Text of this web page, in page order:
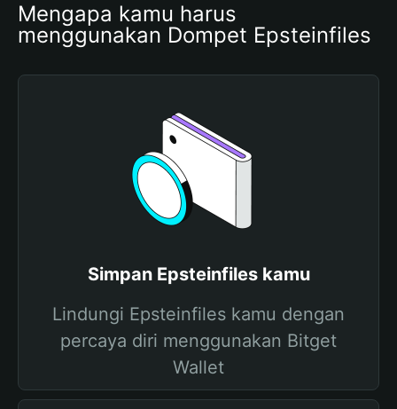
Mengapa kamu harus
menggunakan Dompet Epsteinfiles
Simpan Epsteinfiles kamu
Lindungi Epsteinfiles kamu dengan
percaya diri menggunakan Bitget
Wallet